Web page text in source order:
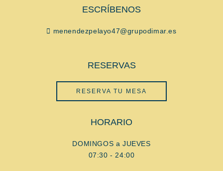
ESCRÍBENOS
menendezpelayo47@grupodimar.es
RESERVAS
RESERVA TU MESA
HORARIO
DOMINGOS a JUEVES
07:30 - 24:00